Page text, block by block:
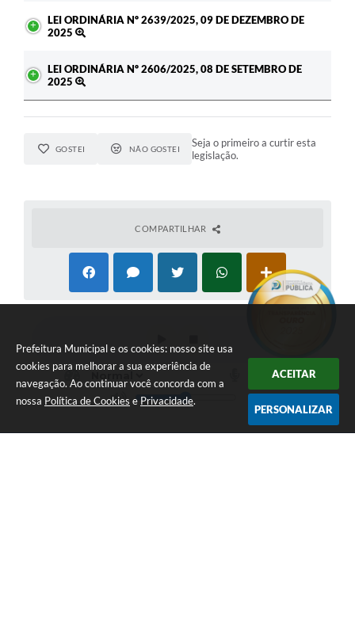
Prefeitura Municipal e os cookies: nosso site usa
cookies para melhorar a sua experiência de
navegação. Ao continuar você concorda com a
nossa Política de Cookies e Privacidade.
ACEITAR
PERSONALIZAR
LEI ORDINÁRIA Nº 2639/2025, 09 DE DEZEMBRO DE
2025
LEI ORDINÁRIA Nº 2606/2025, 08 DE SETEMBRO DE
2025
GOSTEI NÃO GOSTEI
Seja o primeiro a curtir esta
legislação.
COMPARTILHAR